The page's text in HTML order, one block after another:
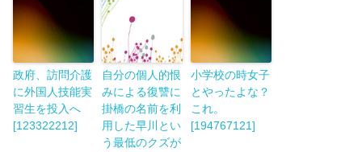
政府、訪問介護
に外国人技能実
習生を投入へ
[123322212]
自分の個人的恨
みによる復讐に
掛橋の名前を利
用した早川とい
う最低のクズが
小学校の時女子
とやったよな？
これ。
[194767121]